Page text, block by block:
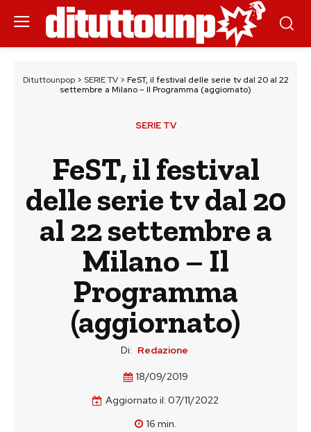
Dituttounpop> SERIE TV> FeST, il festival delle serie tv dal 20 al 22
settembre a Milano – Il Programma (aggiornato)
SERIE TV
FeST, il festival
delle serie tv dal 20
al 22 settembre a
Milano – Il
Programma
(aggiornato)
Di: Redazione
18/09/2019
Aggiornato il: 07/11/2022
16 min.